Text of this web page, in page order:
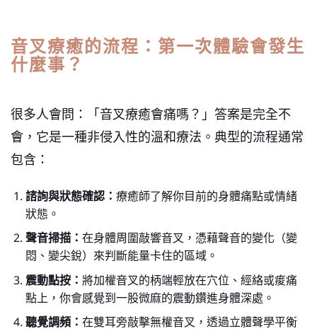
音叉療癒的流程：第一次體驗會發生
什麼事？
很多人會問：「音叉療癒會痛嗎？」答案是完全不
會，它是一種非侵入性的溫和療法。典型的流程通常
包含：
諮詢與狀態確認： 療癒師了解你目前的身體痛點或情緒
狀態。
聲音掃描： 在身體周圍敲響音叉，憑藉聲音的變化（變
悶、變尖銳）來判斷能量卡住的區域。
震動點按： 將加權音叉的柄端輕放在穴位、經絡或痠痛
點上，你會感覺到一股微麻的震動鑽進身體深處。
聽覺調頻： 在雙耳旁敲擊無權音叉，透過立體聲學平衡